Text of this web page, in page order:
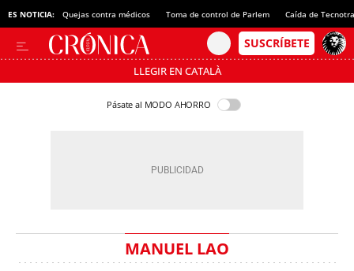
ES NOTICIA: Quejas contra médicos Toma de control de Parlem Caída de
LLEGIR EN CATALÀ
Pásate al MODO AHORRO
MANUEL LAO